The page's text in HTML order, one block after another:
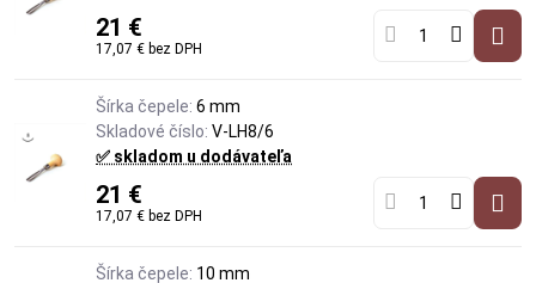
21 €
17,07 € bez DPH
Šírka čepele: 6 mm
Skladové číslo: V-LH8/6
✅ skladom u dodávateľa
21 €
17,07 € bez DPH
Šírka čepele: 10 mm